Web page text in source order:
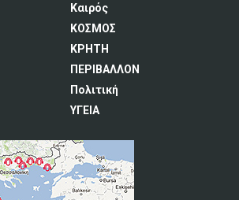
Καιρός
ΚΟΣΜΟΣ
ΚΡΗΤΗ
ΠΕΡΙΒΑΛΛΟΝ
Πολιτική
ΥΓΕΙΑ